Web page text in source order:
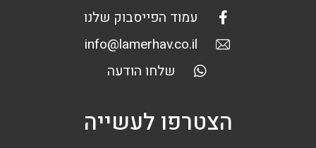
עמוד הפייסבוק שלנו
info@lamerhav.co.il
שלחו הודעה
הצטרפו לעשייה